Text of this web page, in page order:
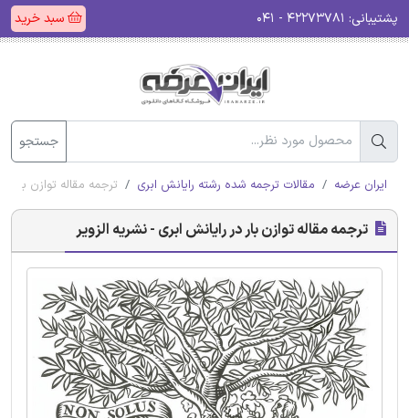
پشتیبانی: سبد خرید
جستجو
ایران عرضه مقالات ترجمه شده رشته رایانش ابری ترجمه مقاله توازن بار
ترجمه مقاله توازن بار در رایانش ابری - نشریه الزویر